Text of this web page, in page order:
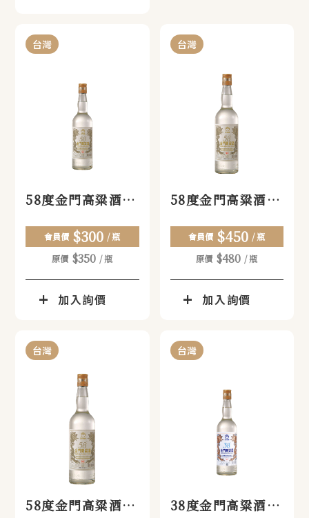
台灣
58度金門高粱酒
會員價 $300 / 瓶
原價 $350 / 瓶
加入詢價
台灣
58度金門高粱酒
會員價 $450 / 瓶
原價 $480 / 瓶
加入詢價
台灣
58度金門高粱酒
台灣
38度金門高粱酒